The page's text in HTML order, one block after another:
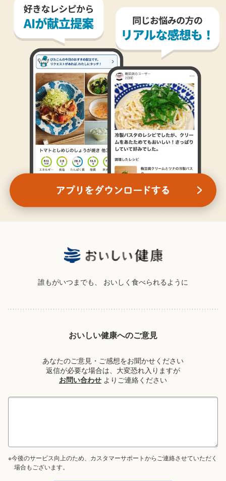
誰もがいつまでも、 おいしく食べられるように
おいしい健康へのご意見
あなたのご意見・ご感想をお聞かせください
返信が必要な場合は、大変恐れ入りますが
お問い合わせ よりご連絡ください
※今後のサービス向上のため、カスタマーサポートからご連絡させていただく
場合もございます。